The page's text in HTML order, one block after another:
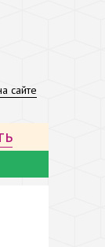
сайте